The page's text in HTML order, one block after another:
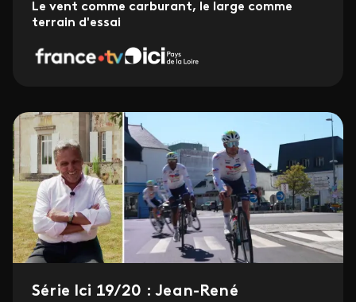
Le vent comme carburant, le large comme
terrain d'essai
Série Ici 19/20 : Jean-René